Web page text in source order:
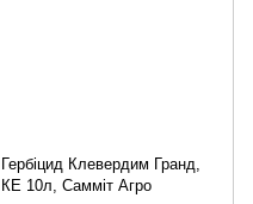
Гербіцид Клевердим Гранд,
КЕ 10л, Самміт Агро